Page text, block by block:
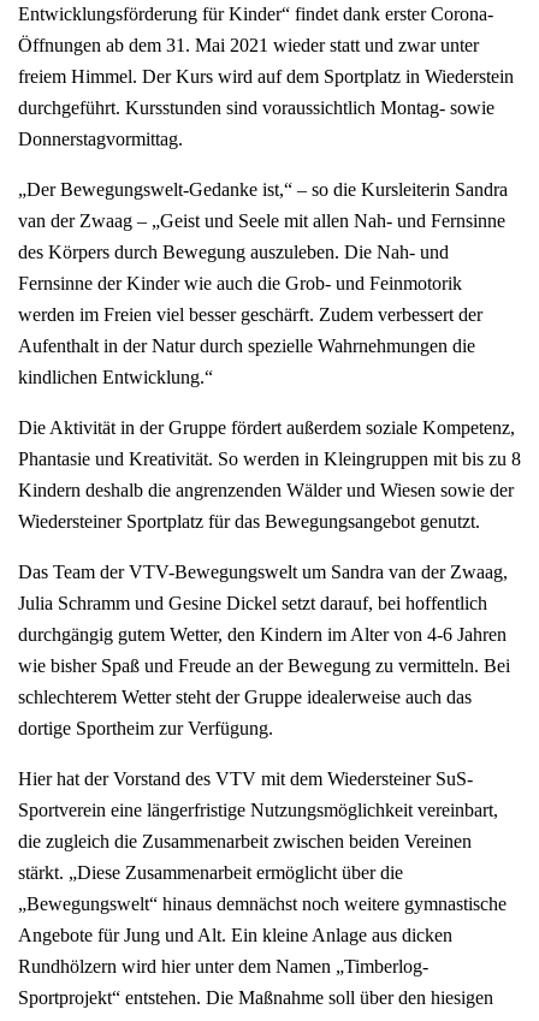
Entwicklungsförderung für Kinder“ findet dank erster Corona-
Öffnungen ab dem 31. Mai 2021 wieder statt und zwar unter
freiem Himmel. Der Kurs wird auf dem Sportplatz in Wiederstein
durchgeführt. Kursstunden sind voraussichtlich Montag- sowie
Donnerstagvormittag.
„Der Bewegungswelt-Gedanke ist,“ – so die Kursleiterin Sandra
van der Zwaag – „Geist und Seele mit allen Nah- und Fernsinne
des Körpers durch Bewegung auszuleben. Die Nah- und
Fernsinne der Kinder wie auch die Grob- und Feinmotorik
werden im Freien viel besser geschärft. Zudem verbessert der
Aufenthalt in der Natur durch spezielle Wahrnehmungen die
kindlichen Entwicklung.“
Die Aktivität in der Gruppe fördert außerdem soziale Kompetenz,
Phantasie und Kreativität. So werden in Kleingruppen mit bis zu 8
Kindern deshalb die angrenzenden Wälder und Wiesen sowie der
Wiedersteiner Sportplatz für das Bewegungsangebot genutzt.
Das Team der VTV-Bewegungswelt um Sandra van der Zwaag,
Julia Schramm und Gesine Dickel setzt darauf, bei hoffentlich
durchgängig gutem Wetter, den Kindern im Alter von 4-6 Jahren
wie bisher Spaß und Freude an der Bewegung zu vermitteln. Bei
schlechterem Wetter steht der Gruppe idealerweise auch das
dortige Sportheim zur Verfügung.
Hier hat der Vorstand des VTV mit dem Wiedersteiner SuS-
Sportverein eine längerfristige Nutzungsmöglichkeit vereinbart,
die zugleich die Zusammenarbeit zwischen beiden Vereinen
stärkt. „Diese Zusammenarbeit ermöglicht über die
„Bewegungswelt“ hinaus demnächst noch weitere gymnastische
Angebote für Jung und Alt. Ein kleine Anlage aus dicken
Rundhölzern wird hier unter dem Namen „Timberlog-
Sportprojekt“ entstehen. Die Maßnahme soll über den hiesigen